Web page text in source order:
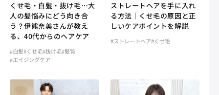
くせ毛・白髪・抜け毛…大
人の髪悩みにどう向き合
う？伊熊奈美さんが教え
る、40代からのヘアケア
#白髪#くせ毛#抜け毛#髪質
#エイジングケア
ストレートヘアを手に入れ
る方法｜くせ毛の原因と正
しいケアポイントを解説
#ストレートヘア#くせ毛